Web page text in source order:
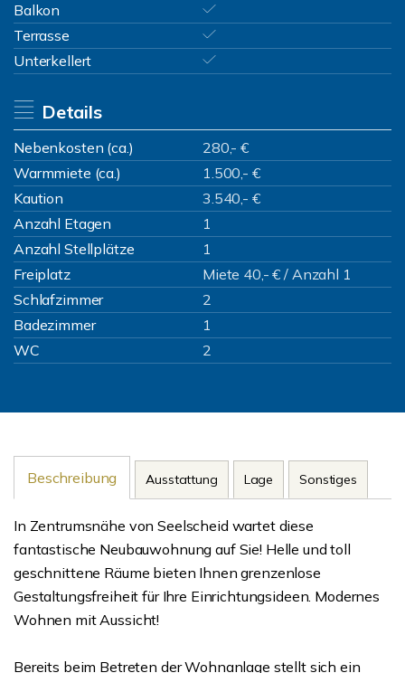
Balkon
Terrasse
Unterkellert
Details
Nebenkosten (ca.)
280,- €
Warmmiete (ca.)
1.500,- €
Kaution
3.540,- €
Anzahl Etagen
1
Anzahl Stellplätze
1
Freiplatz
Miete 40,- € / Anzahl 1
Schlafzimmer
2
Badezimmer
1
WC
2
Beschreibung Ausstattung Lage Sonstiges
In Zentrumsnähe von Seelscheid wartet diese
fantastische Neubauwohnung auf Sie! Helle und toll
geschnittene Räume bieten Ihnen grenzenlose
Gestaltungsfreiheit für Ihre Einrichtungsideen. Modernes
Wohnen mit Aussicht!
Bereits beim Betreten der Wohnanlage stellt sich ein